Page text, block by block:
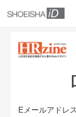
Eメールアドレ